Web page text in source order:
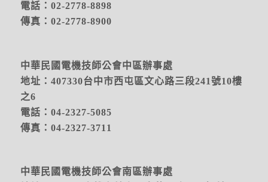
電話：02-2778-8898
傳真：02-2778-8900
中華民國電機技師公會中區辦事處
地址： 407330台中市西屯區文心路三段241號10樓
之6
電話：04-2327-5085
傳真：04-2327-3711
中華民國電機技師公會南區辦事處